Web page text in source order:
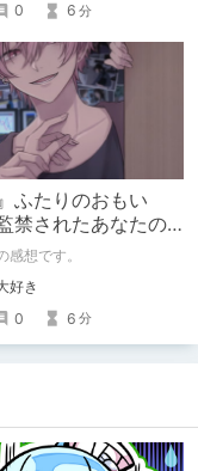
0 6 分
ふたりのおもい
禁されたあなたの
がるまに限定特典
感想です。
好き
0 6 分